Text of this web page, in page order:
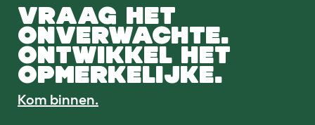
VRAAG HET
ONVERWACHTE.
ONTWIKKEL HET
OPMERKELIJKE.
Kom binnen.